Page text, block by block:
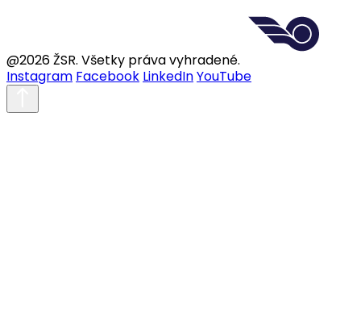
@2026 ŽSR. Všetky práva vyhradené.
Instagram Facebook LinkedInYouTube